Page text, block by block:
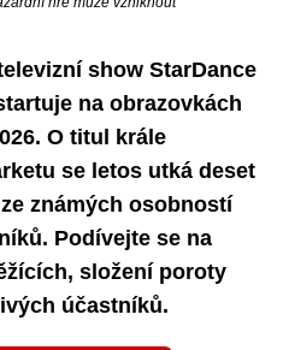
show StarDance
na obrazovkách
O titul krále
se letos utká deset
známých osobností
Podívejte se na
složení poroty
účastníků.